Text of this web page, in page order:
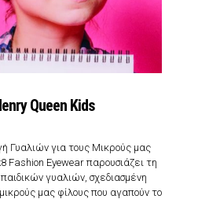
Queen Kids
Γυαλιών για τους Μικρούς μας
Fashion Eyewear παρουσιάζει τη
γυαλιών, σχεδιασμένη
μας φίλους που αγαπούν το